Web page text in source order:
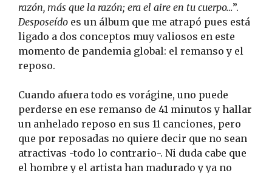
razón, más que la razón; era el aire en tu cuerpo…”.
Desposeído es un álbum que me atrapó pues está
ligado a dos conceptos muy valiosos en este
momento de pandemia global: el remanso y el
reposo.
Cuando afuera todo es vorágine, uno puede
perderse en ese remanso de 41 minutos y hallar
un anhelado reposo en sus 11 canciones, pero
que por reposadas no quiere decir que no sean
atractivas -todo lo contrario-. Ni duda cabe que
el hombre y el artista han madurado y ya no